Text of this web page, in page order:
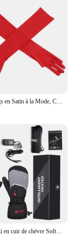
Gants Longs en Satin à la Mode, Costume de Soirée, de Bal d'opéra, Noir, Blanc, Rose, Gris, Beige, Rouge, Nouvelle Collection 2023, Offre Spéciale
Gants de ski en cuir de chèvre Softshell coupe-vent imperméables et respirants, crabe à trois doigts, mitaines métropolitaines avec batterie aste, 2000mAh